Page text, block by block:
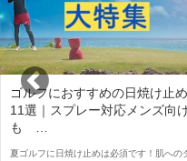
ゴルフにおすすめの日焼け止め
11選｜スプレー対応メンズ向
も …
夏ゴルフに日焼け止めは必須です！肌への